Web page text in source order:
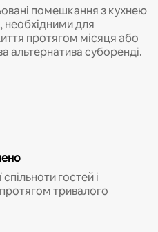
помешкання з кухнею
необхідними для
протягом місяця або
альтернатива суборенді.
спільноти гостей і
тривалого